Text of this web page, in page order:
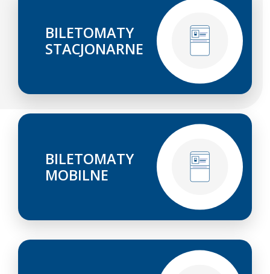
BILETOMATY
STACJONARNE
BILETOMATY
MOBILNE